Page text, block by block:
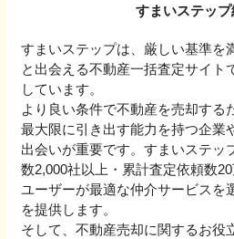
すまいステッ
すまいステップは、厳しい基準を
と出会える不動産一括査定サイト
しています。
より良い条件で不動産を売却する
最大限に引き出す能力を持つ企業
出会いが重要です。すまいステッ
数2,000社以上・累計査定依頼数
ユーザーが最適な仲介サービスを
を提供します。
そして、不動産売却に関するお役